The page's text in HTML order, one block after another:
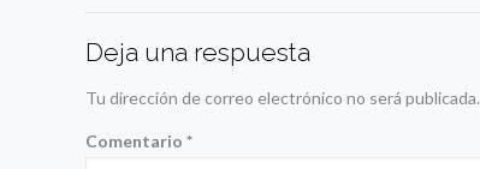
Deja una respuesta
Tu dirección de correo electrónico no será publicada.
Comentario*